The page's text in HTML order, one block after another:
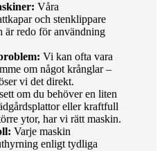
Våra
och stenklippare
är redo för användning
Vi kan ofta vara
om något krånglar –
vi det direkt.
om du behöver en liten
eller kraftfull
ytor, har vi rätt maskin.
Varje maskin
enligt tydliga